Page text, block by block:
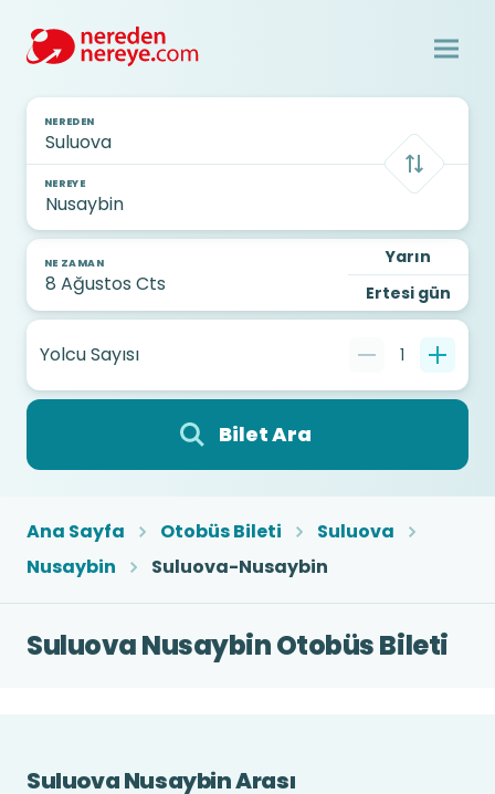
NEREDEN
NEREYE
NE ZAMAN
Yarın
Ertesi gün
Yolcu Sayısı 1
Bilet Ara
Ana Sayfa Otobüs Bileti
Suluova
Nusaybin
Suluova-Nusaybin
Suluova Nusaybin Otobüs Bileti
Suluova Nusaybin Arası